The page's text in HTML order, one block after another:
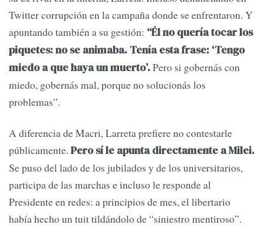
Twitter corrupción en la campaña donde se enfrentaron. Y
apuntando también a su gestión: “Él no quería tocar los
piquetes: no se animaba. Tenía esta frase: ‘Tengo
miedo a que haya un muerto’.Pero si gobernás con
miedo, gobernás mal, porque no solucionás los
problemas”.
A diferencia de Macri, Larreta prefiere no contestarle
públicamente. Pero sí le apunta directamente a Milei.
Se puso del lado de los jubilados y de los universitarios,
participa de las marchas e incluso le responde al
Presidente en redes: a principios de mes, el libertario
había hecho un tuit tildándolo de “siniestro mentiroso”.